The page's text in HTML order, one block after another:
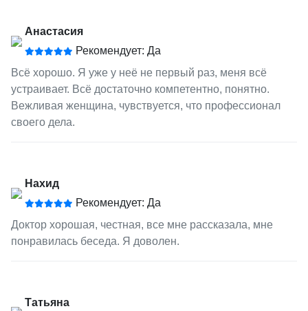
Анастасия
Рекомендует: Да
Всё хорошо. Я уже у неё не первый раз, меня всё
устраивает. Всё достаточно компетентно, понятно.
Вежливая женщина, чувствуется, что профессионал
своего дела.
Нахид
Рекомендует: Да
Доктор хорошая, честная, все мне рассказала, мне
понравилась беседа. Я доволен.
Татьяна